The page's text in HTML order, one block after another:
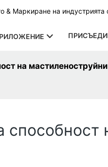
Маркиране на индустрията
на